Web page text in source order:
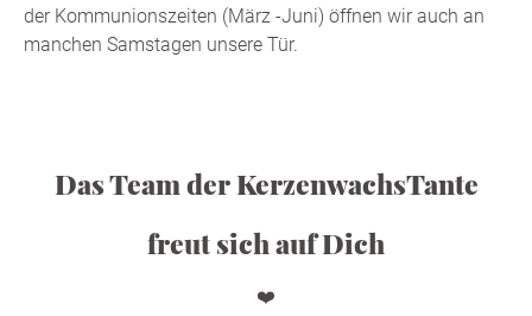
der Kommunionszeiten (März -Juni) öffnen wir auch an
manchen Samstagen unsere Tür.
Das Team der KerzenwachsTante
freut sich auf Dich
❤️